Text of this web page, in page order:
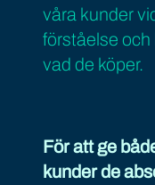
våra kunder
förståelse och
vad de köper.
För att ge
kunder de